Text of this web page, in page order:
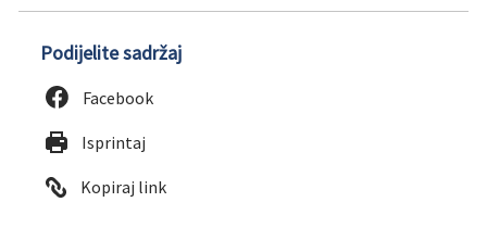
Podijelite sadržaj
Facebook
Isprintaj
Kopiraj link